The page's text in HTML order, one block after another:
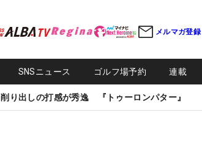
メルマガ登録
SNSニュース ゴルフ場予約 連載
削り出しの打感が秀逸 『トゥーロンパター』